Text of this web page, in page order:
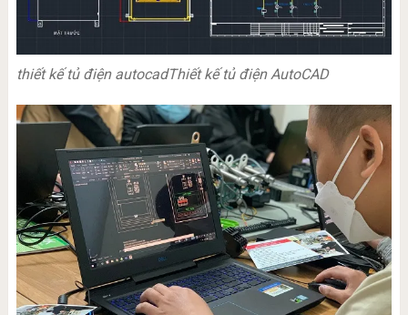
thiết kế tủ điện autocadThiết kế tủ điện AutoCAD